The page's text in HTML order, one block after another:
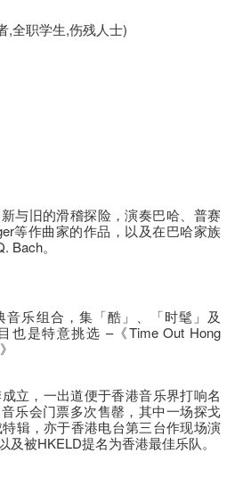
,全职学生,伤残人士)
与旧的滑稽探险，演奏巴哈、普赛
等作曲家的作品，以及在巴哈家族
Bach。
乐组合，集「酷」、「时髦」及
也是特意挑选 –《Time Out Hong
立，一出道便于香港音乐界打响名
乐会门票多次售罄，其中一场探戈
辑，亦于香港电台第三台作现场演
被HKELD提名为香港最佳乐队。